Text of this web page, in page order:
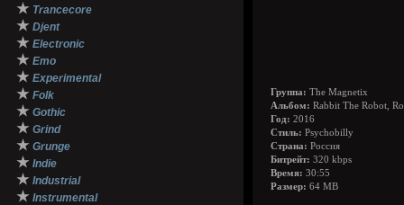
★ Trancecore
★ Djent
★ Electronic
★ Emo
★ Experimental
★ Folk
★ Gothic
★ Grind
★ Grunge
★ Indie
★ Industrial
★ Instrumental
Группа: The Magnetix
Альбом: Rabbit The Robot,
Год: 2016
Стиль: Psychobilly
Страна: Россия
Битрейт: 320 kbps
Время: 30:55
Размер: 64 MB